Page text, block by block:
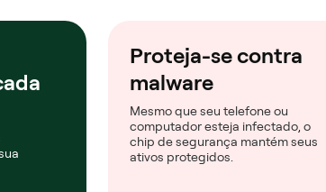
Proteja-se contra
malware
Mesmo que seu telefone ou
computador esteja infectado, o
chip de segurança mantém seus
ativos protegidos.